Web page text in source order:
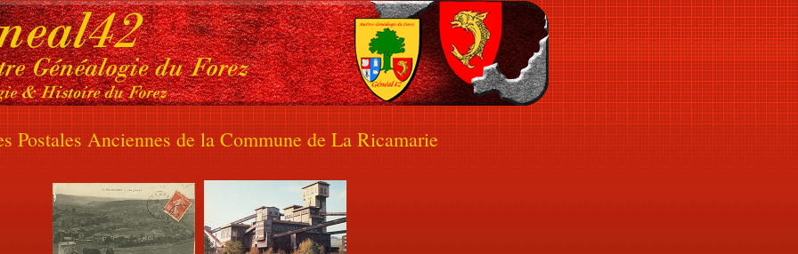
Postales Anciennes de la Commune de La Ricamarie